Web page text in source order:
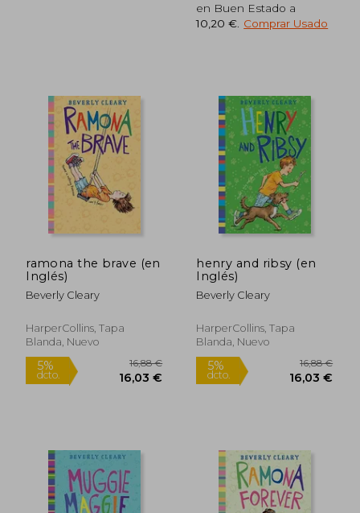
dcto. 16,19 € dcto.
en Buen Estado a
10,20 € Comprar Usado
ramona the brave (en
Inglés)
Beverly Cleary
HarperCollins, Tapa
Blanda, Nuevo
henry and ribsy (en
Inglés)
Beverly Cleary
HarperCollins, Tapa
Blanda, Nuevo